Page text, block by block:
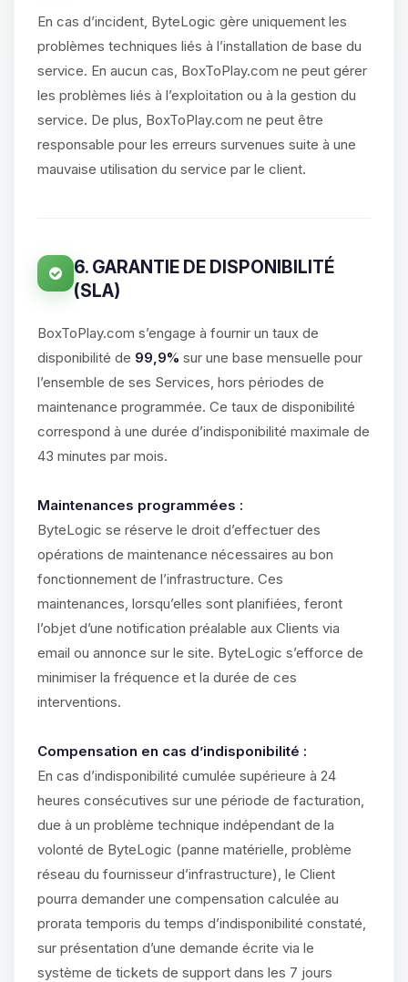
En cas d’incident, ByteLogic gère uniquement les
problèmes techniques liés à l’installation de base du
service. En aucun cas, BoxToPlay.com ne peut gérer
les problèmes liés à l’exploitation ou à la gestion du
service. De plus, BoxToPlay.com ne peut être
responsable pour les erreurs survenues suite à une
mauvaise utilisation du service par le client.
6. GARANTIE DE DISPONIBILITÉ
(SLA)
BoxToPlay.com s’engage à fournir un taux de
disponibilité de 99,9% sur une base mensuelle pour
l’ensemble de ses Services, hors périodes de
maintenance programmée. Ce taux de disponibilité
correspond à une durée d’indisponibilité maximale de
43 minutes par mois.
Maintenances programmées :
ByteLogic se réserve le droit d’effectuer des
opérations de maintenance nécessaires au bon
fonctionnement de l’infrastructure. Ces
maintenances, lorsqu’elles sont planifiées, feront
l’objet d’une notification préalable aux Clients via
email ou annonce sur le site. ByteLogic s’efforce de
minimiser la fréquence et la durée de ces
interventions.
Compensation en cas d’indisponibilité :
En cas d’indisponibilité cumulée supérieure à 24
heures consécutives sur une période de facturation,
due à un problème technique indépendant de la
volonté de ByteLogic (panne matérielle, problème
réseau du fournisseur d’infrastructure), le Client
pourra demander une compensation calculée au
prorata temporis du temps d’indisponibilité constaté,
sur présentation d’une demande écrite via le
système de tickets de support dans les 7 jours